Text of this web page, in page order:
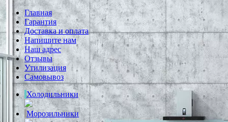
Главная
Гарантия
Доставка и оплата
Напишите нам
Наш адрес
Отзывы
Утилизация
Самовывоз
Холодильники
Морозильники